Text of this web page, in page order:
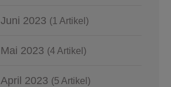
Juni 2023 (1 Artikel)
Mai 2023 (4 Artikel)
April 2023 (5 Artikel)